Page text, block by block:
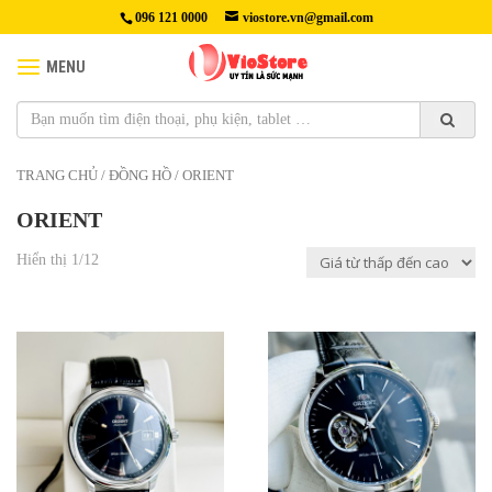
096 121 0000 viostore.vn@gmail.com
MENU
TRANG CHỦ / ĐỒNG HỒ / ORIENT
ORIENT
Hiển thị 1/12
4,190,000₫
4,290,000₫
Mặt kính khoáng cứng chịu lực,
chống trầy xước.